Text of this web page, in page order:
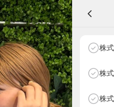
NEXT AGE
A
株
株
株